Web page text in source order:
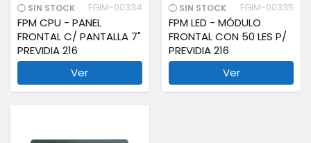
SIN STOCK FGIM-00334
FPM CPU - PANEL
FRONTAL C/ PANTALLA 7"
PREVIDIA 216
Ver
SIN STOCK FGIM-00335
FPM LED - MÓDULO
FRONTAL CON 50 LES P/
PREVIDIA 216
Ver